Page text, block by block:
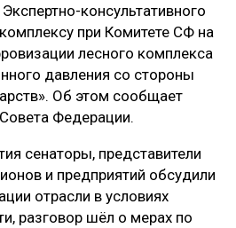
ПЛИТ
консультативного
при Комитете СФ на
лесного комплекса
давления со стороны
Об этом сообщает
Совета Федерации.
сенаторы, представители
и предприятий обсудили
отрасли в условиях
разговор шёл о мерах по